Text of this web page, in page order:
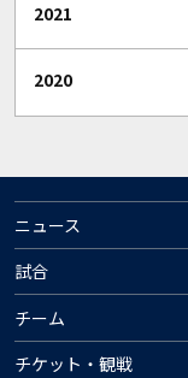
2021
2020
ニュース
試合
チーム
チケット・観戦